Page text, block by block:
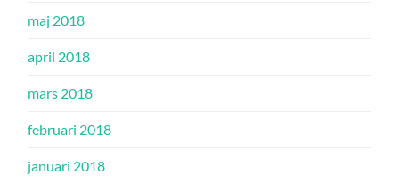
maj 2018
april 2018
mars 2018
februari 2018
januari 2018